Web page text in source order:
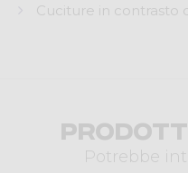
Cuciture in contrasto
Potrebbe